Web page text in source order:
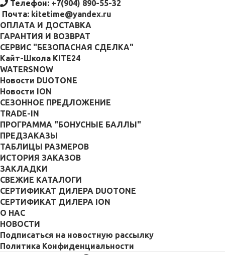
Телефон: +7(904) 890-55-32
Почта: kitetime@yandex.ru
ОПЛАТА И ДОСТАВКА
ГАРАНТИЯ И ВОЗВРАТ
СЕРВИС "БЕЗОПАСНАЯ СДЕЛКА"
Кайт-Школа KITE24
WATERSNOW
Новости DUOTONE
Новости ION
СЕЗОННОЕ ПРЕДЛОЖЕНИЕ
TRADE-IN
ПРОГРАММА "БОНУСНЫЕ БАЛЛЫ"
ПРЕДЗАКАЗЫ
ТАБЛИЦЫ РАЗМЕРОВ
ИСТОРИЯ ЗАКАЗОВ
ЗАКЛАДКИ
СВЕЖИЕ КАТАЛОГИ
СЕРТИФИКАТ ДИЛЕРА DUOTONE
СЕРТИФИКАТ ДИЛЕРА ION
О НАС
НОВОСТИ
Подписаться на новостную рассылку
Политика Конфиденциальности